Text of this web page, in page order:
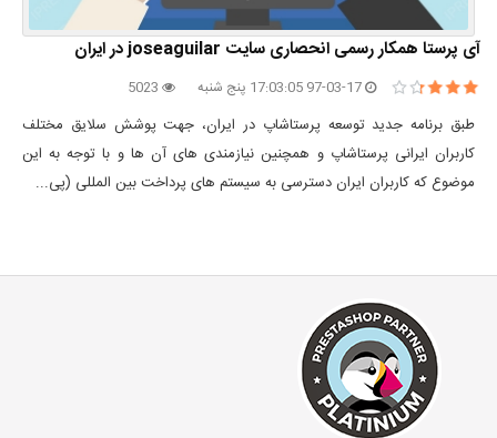
آی پرستا همکار رسمی انحصاری سایت joseaguilar در ایران
طبق برنامه جدید توسعه پرستاشاپ در ایران، جهت پوشش سلایق مختلف
کاربران ایرانی پرستاشاپ و همچنین نیازمندی های آن ها و با توجه به این
موضوع که کاربران ایران دسترسی به سیستم های پرداخت بین المللی (پی...